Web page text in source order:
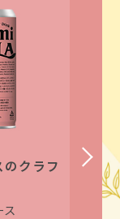
クラフ